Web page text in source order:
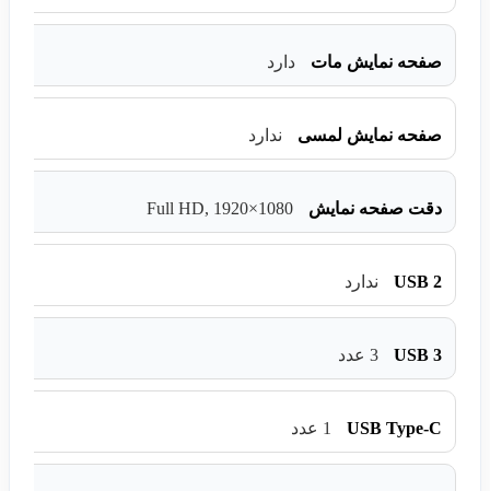
صفحه نمایش مات دارد
صفحه نمایش لمسی ندارد
دقت صفحه نمایش Full HD, 1920×1080
USB 2 ندارد
USB 3 3 عدد
USB Type-C 1 عدد